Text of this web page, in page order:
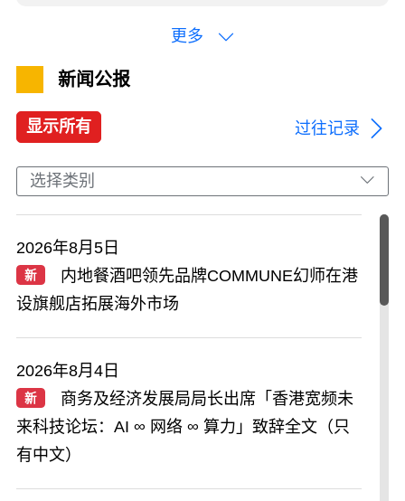
更多
新闻公报
显示所有
选择类别
过往记录
2026年8月5日
新
内地餐酒吧领先品牌COMMUNE幻师在港
设旗舰店拓展海外市场
2026年8月4日
新
商务及经济发展局局长出席「香港宽频未
来科技论坛：AI ∞ 网络 ∞ 算力」致辞全文（只
有中文）